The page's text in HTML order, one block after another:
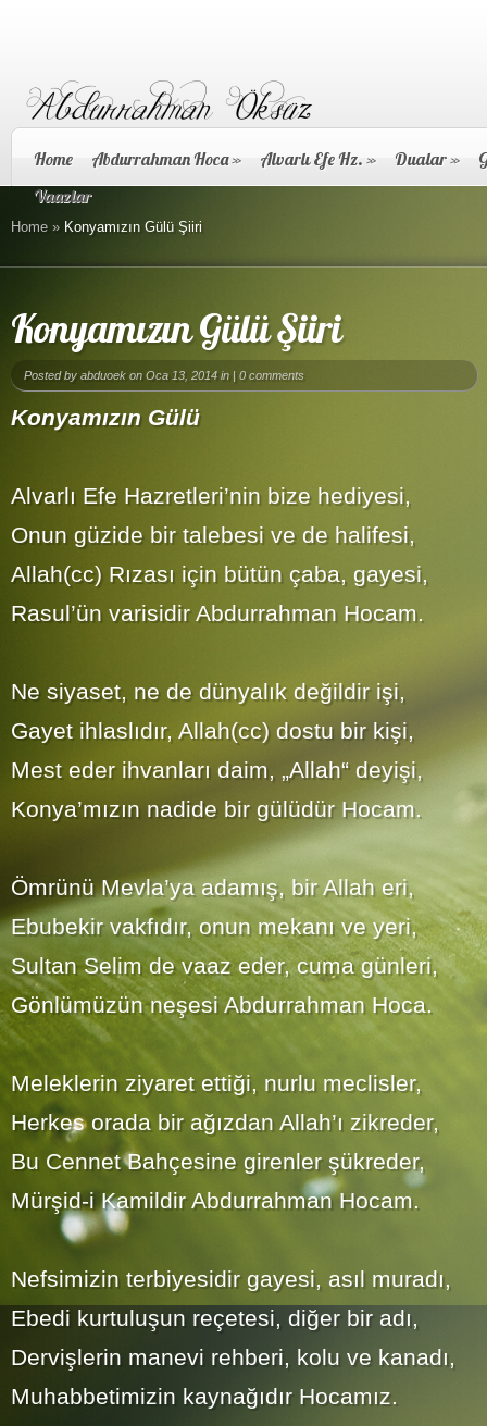
Home Abdurrahman Hoca» Alvarlı Efe Hz. » Dualar»
Vaazlar
Home » Konyamızın Gülü Şiiri
Konyamızın Gülü Şiiri
Posted by abduoek on Oca 13, 2014 in | 0 comments
Konyamızın Gülü
Alvarlı Efe Hazretleri’nin bize hediyesi,
Onun güzide bir talebesi ve de halifesi,
Allah(cc) Rızası için bütün çaba, gayesi,
Rasul’ün varisidir Abdurrahman Hocam.
Ne siyaset, ne de dünyalık değildir işi,
Gayet ihlaslıdır, Allah(cc) dostu bir kişi,
Mest eder ihvanları daim, „Allah“ deyişi,
Konya’mızın nadide bir gülüdür Hocam.
Ömrünü Mevla’ya adamış, bir Allah eri,
Ebubekir vakfıdır, onun mekanı ve yeri,
Sultan Selim de vaaz eder, cuma günleri,
Gönlümüzün neşesi Abdurrahman Hoca.
Meleklerin ziyaret ettiği, nurlu meclisler,
Herkes orada bir ağızdan Allah’ı zikreder,
Bu Cennet Bahçesine girenler şükreder,
Mürşid-i Kamildir Abdurrahman Hocam.
Nefsimizin terbiyesidir gayesi, asıl muradı,
Ebedi kurtuluşun reçetesi, diğer bir adı,
Dervişlerin manevi rehberi, kolu ve kanadı,
Muhabbetimizin kaynağıdır Hocamız.